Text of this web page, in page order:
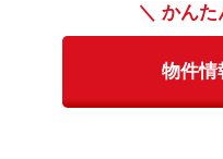
＼ かん
物件情